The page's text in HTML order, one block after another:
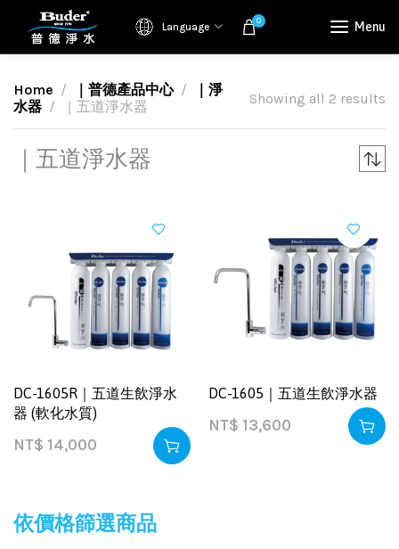
Language 0 Menu
Home ｜普德產品中心
｜淨
水器
｜五道淨水器 Showing all 2 results
依價格篩選商品
｜五道淨水器
DC-1605R｜五道生飲淨水
器 (軟化水質)
NT$ 14,000
DC-1605｜五道生飲淨水器
NT$ 13,600